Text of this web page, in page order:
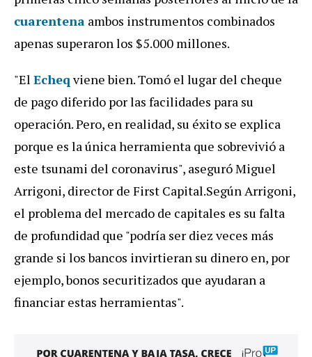
cuarentena ambos instrumentos combinados
apenas superaron los $5.000 millones.
"El Echeq viene bien. Tomó el lugar del cheque
de pago diferido por las facilidades para su
operación. Pero, en realidad, su éxito se explica
porque es la única herramienta que sobrevivió a
este tsunami del coronavirus", aseguró Miguel
Arrigoni, director de First Capital.Según Arrigoni,
el problema del mercado de capitales es su falta
de profundidad que "podría ser diez veces más
grande si los bancos invirtieran su dinero en, por
ejemplo, bonos securitizados que ayudaran a
financiar estas herramientas".